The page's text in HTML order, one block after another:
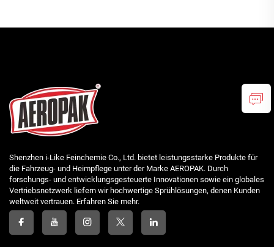
Shenzhen i-Like Feinchemie Co., Ltd. bietet leistungsstarke Produkte für
die Fahrzeug- und Heimpflege unter der Marke AEROPAK. Durch
forschungs- und entwicklungsgesteuerte Innovationen sowie ein globales
Vertriebsnetzwerk liefern wir hochwertige Sprühlösungen, denen Kunden
weltweit vertrauen. Erfahren Sie mehr.